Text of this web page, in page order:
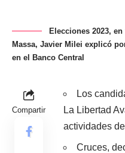
Elecciones 2023,
Massa, Javier Milei explicó
en el Banco Central
Compartir
Los
La Libertad
actividades
Cruces,